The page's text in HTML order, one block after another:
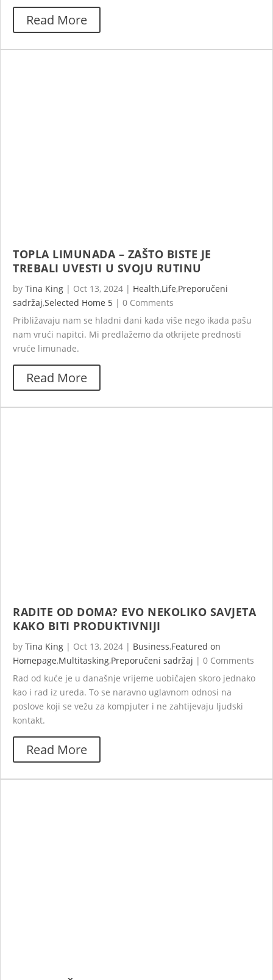
Read More
TOPLA LIMUNADA – ZAŠTO BISTE JE
TREBALI UVESTI U SVOJU RUTINU
by Tina King | Oct 13, 2024 | Health,Life,Preporučeni
sadržaj,Selected Home 5 | 0 Comments
Približavaju nam se hladni dani kada više nego ikada pašu
nam vrući napitci. Mi predlažemo da otkrijete prednosti
vruće limunade.
Read More
RADITE OD DOMA? EVO NEKOLIKO SAVJETA
KAKO BITI PRODUKTIVNIJI
by Tina King | Oct 13, 2024 | Business,Featured on
Homepage,Multitasking,Preporučeni sadržaj | 0 Comments
Rad od kuće je u današnje vrijeme uobičajen skoro jednako
kao i rad iz ureda. To se naravno uglavnom odnosi na
poslove koji se vežu za kompjuter i ne zahtijevaju ljudski
kontakt.
Read More